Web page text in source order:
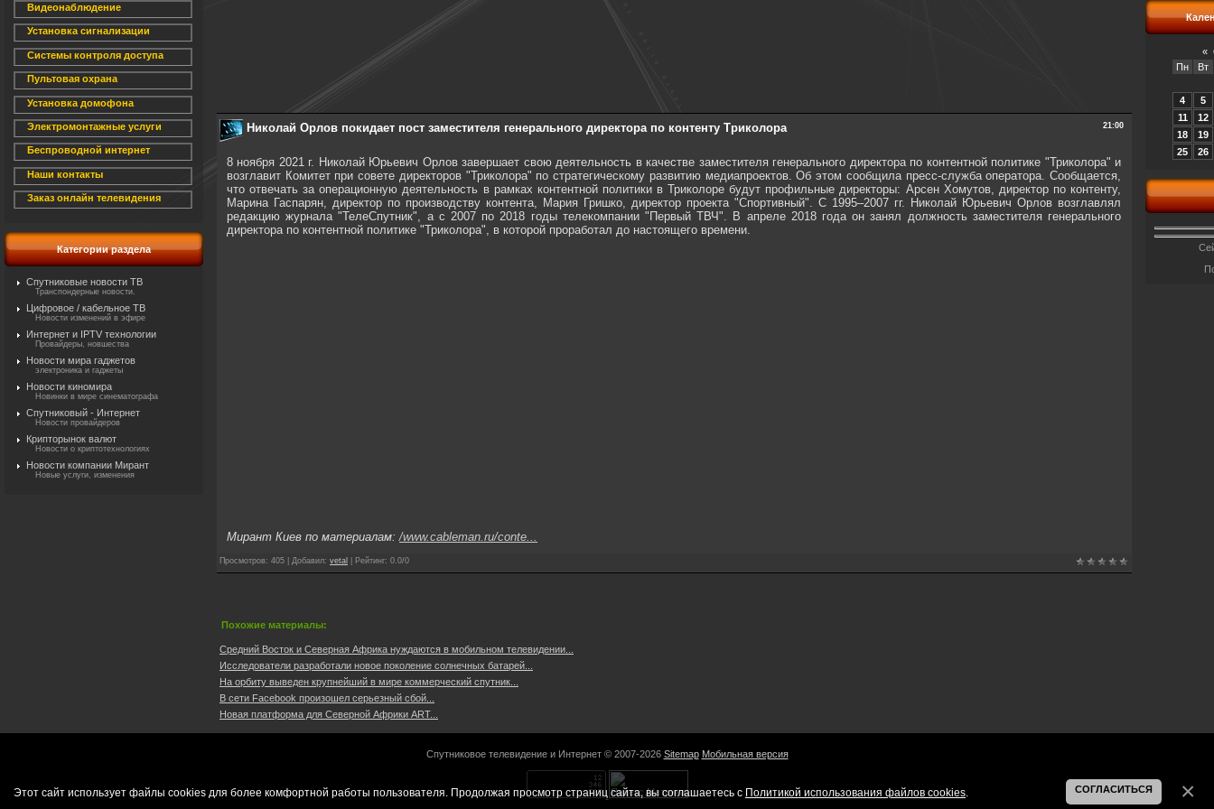
Видеонаблюдение
Установка сигнализации
Системы контроля доступа
Пультовая охрана
Установка домофона
Электромонтажные услуги
Беспроводной интернет
Наши контакты
Заказ онлайн телевидения
Категории раздела
Спутниковые новости ТВ
Транспондерные новости.
Цифровое / кабельное ТВ
Новости изменений в эфире
Интернет и IPTV технологии
Провайдеры, новшества
Новости мира гаджетов
электроника и гаджеты
Новости киномира
Новинки в мире синематографа
Спутниковый - Интернет
Новости провайдеров
Крипторынок валют
Новости о криптотехнологиях
Новости компании Мирант
Новые услуги, изменения
21:00
Николай Орлов покидает пост заместителя генерального директора по контенту Триколора
8 ноября 2021 г. Николай Юрьевич Орлов завершает свою деятельность в качестве заместителя генерального директора по контентной политике "Триколора" и
возглавит Комитет при совете директоров "Триколора" по стратегическому развитию медиапроектов. Об этом сообщила пресс-служба оператора. Сообщается,
что отвечать за операционную деятельность в рамках контентной политики в Триколоре будут профильные директоры: Арсен Хомутов, директор по контенту,
Марина Гаспарян, директор по производству контента, Мария Гришко, директор проекта "Спортивный". С 1995–2007 гг. Николай Юрьевич Орлов возглавлял
редакцию журнала "ТелеСпутник", а с 2007 по 2018 годы телекомпании "Первый ТВЧ". В апреле 2018 года он занял должность заместителя генерального
директора по контентной политике "Триколора", в которой проработал до настоящего времени.
Мирант Киев по материалам: /www.cableman.ru/conte...
Просмотров: 405 Добавил: vetal Рейтинг: 0.0/0
Похожие материалы:
Средний Восток и Северная Африка нуждаются в мобильном телевидении...
Исследователи разработали новое поколение солнечных батарей...
На орбиту выведен крупнейший в мире коммерческий спутник...
В сети Facebook произошел серьезный сбой...
Новая платформа для Северной Африки ART...
«
Пн
Вт
4
5
11
12
18
19
25
26
Спутниковое телевидение и Интернет © 2007-2026 Sitemap Мобильная версия
Этот сайт использует файлы cookies для более комфортной работы пользователя. Продолжая просмотр страниц сайта, вы соглашаетесь с Политикой использования файлов cookies СОГЛАСИТЬСЯ